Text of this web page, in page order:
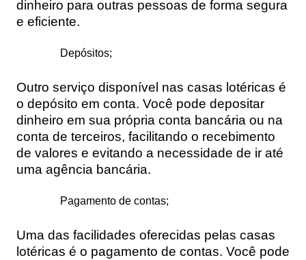
dinheiro para outras pessoas de forma segura
e eficiente.
Depósitos;
Outro serviço disponível nas casas lotéricas é
o depósito em conta. Você pode depositar
dinheiro em sua própria conta bancária ou na
conta de terceiros, facilitando o recebimento
de valores e evitando a necessidade de ir até
uma agência bancária.
Pagamento de contas;
Uma das facilidades oferecidas pelas casas
lotéricas é o pagamento de contas. Você pode